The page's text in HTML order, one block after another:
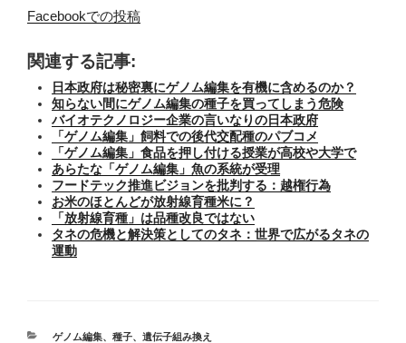
Facebookでの投稿
関連する記事:
日本政府は秘密裏にゲノム編集を有機に含めるのか？
知らない間にゲノム編集の種子を買ってしまう危険
バイオテクノロジー企業の言いなりの日本政府
「ゲノム編集」飼料での後代交配種のパブコメ
「ゲノム編集」食品を押し付ける授業が高校や大学で
あらたな「ゲノム編集」魚の系統が受理
フードテック推進ビジョンを批判する：越権行為
お米のほとんどが放射線育種米に？
「放射線育種」は品種改良ではない
タネの危機と解決策としてのタネ：世界で広がるタネの
運動
カ
ゲノム編集、 種子、 遺伝子組み換え